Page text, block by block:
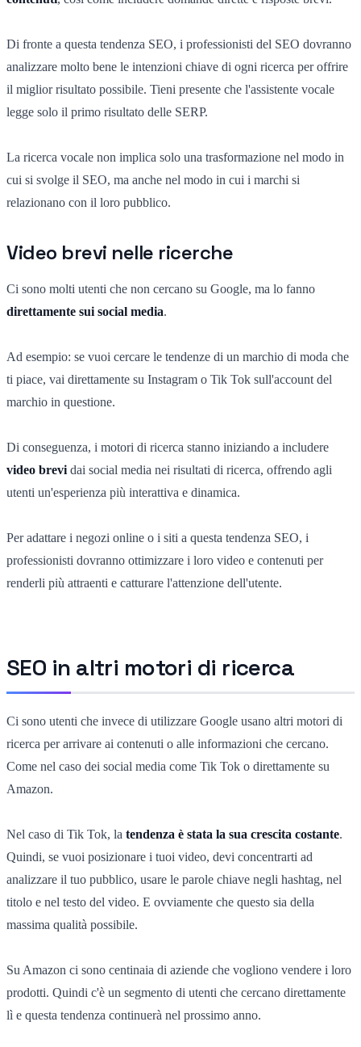
Di fronte a questa tendenza SEO, i professionisti del SEO dovranno
analizzare molto bene le intenzioni chiave di ogni ricerca per offrire
il miglior risultato possibile. Tieni presente che l'assistente vocale
legge solo il primo risultato delle SERP.
La ricerca vocale non implica solo una trasformazione nel modo in
cui si svolge il SEO, ma anche nel modo in cui i marchi si
relazionano con il loro pubblico.
Video brevi nelle ricerche
Ci sono molti utenti che non cercano su Google, ma lo fanno
direttamente sui social media.
Ad esempio: se vuoi cercare le tendenze di un marchio di moda che
ti piace, vai direttamente su Instagram o Tik Tok sull'account del
marchio in questione.
Di conseguenza, i motori di ricerca stanno iniziando a includere
video brevi dai social media nei risultati di ricerca, offrendo agli
utenti un'esperienza più interattiva e dinamica.
Per adattare i negozi online o i siti a questa tendenza SEO, i
professionisti dovranno ottimizzare i loro video e contenuti per
renderli più attraenti e catturare l'attenzione dell'utente.
SEO in altri motori di ricerca
Ci sono utenti che invece di utilizzare Google usano altri motori di
ricerca per arrivare ai contenuti o alle informazioni che cercano.
Come nel caso dei social media come Tik Tok o direttamente su
Amazon.
Nel caso di Tik Tok, la tendenza è stata la sua crescita costante.
Quindi, se vuoi posizionare i tuoi video, devi concentrarti ad
analizzare il tuo pubblico, usare le parole chiave negli hashtag, nel
titolo e nel testo del video. E ovviamente che questo sia della
massima qualità possibile.
Su Amazon ci sono centinaia di aziende che vogliono vendere i loro
prodotti. Quindi c'è un segmento di utenti che cercano direttamente
lì e questa tendenza continuerà nel prossimo anno.